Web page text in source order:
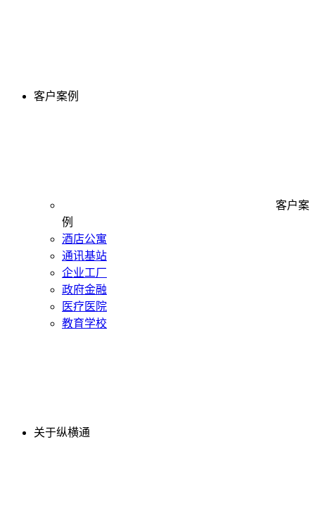
客户案例
客户案
例
酒店公寓
通讯基站
企业工厂
政府金融
医疗医院
教育学校
关于纵横通